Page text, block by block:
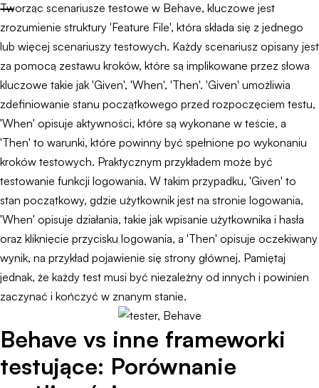
Tworząc scenariusze testowe w Behave, kluczowe jest
zrozumienie struktury 'Feature File', która składa się z jednego
lub więcej scenariuszy testowych. Każdy scenariusz opisany jest
za pomocą zestawu kroków, które są implikowane przez słowa
kluczowe takie jak 'Given', 'When', 'Then'. 'Given' umożliwia
zdefiniowanie stanu początkowego przed rozpoczęciem testu,
'When' opisuje aktywności, które są wykonane w teście, a
'Then' to warunki, które powinny być spełnione po wykonaniu
kroków testowych. Praktycznym przykładem może być
testowanie funkcji logowania. W takim przypadku, 'Given' to
stan początkowy, gdzie użytkownik jest na stronie logowania,
'When' opisuje działania, takie jak wpisanie użytkownika i hasła
oraz kliknięcie przycisku logowania, a 'Then' opisuje oczekiwany
wynik, na przykład pojawienie się strony głównej. Pamiętaj
jednak, że każdy test musi być niezależny od innych i powinien
zaczynać i kończyć w znanym stanie.
Behave vs inne frameworki
testujące: Porównanie